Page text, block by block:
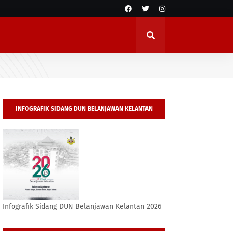
INFOGRAFIK SIDANG DUN BELANJAWAN KELANTAN
2026
Infografik Sidang DUN Belanjawan Kelantan 2026